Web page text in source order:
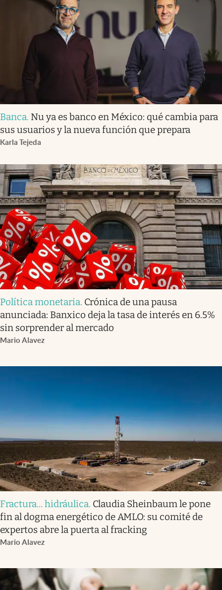
Banca. Nu ya es banco en México: qué cambia para
sus usuarios y la nueva función que prepara
Karla Tejeda
Política monetaria. Crónica de una pausa
anunciada: Banxico deja la tasa de interés en 6.5%
sin sorprender al mercado
Mario Alavez
Fractura... hidráulica. Claudia Sheinbaum le pone
fin al dogma energético de AMLO: su comité de
expertos abre la puerta al fracking
Mario Alavez